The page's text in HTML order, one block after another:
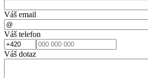
Váš email
Váš telefon
Váš dotaz